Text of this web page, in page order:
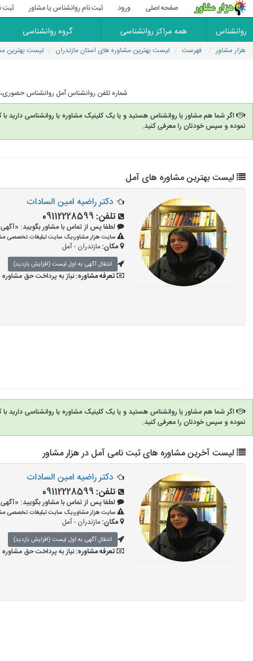
صفحه اصلی ورود ثبت نام روانشناس یا مشاور ثبت
روانشناس همه مراکز روانشناسی گروه روانشناسی
هزار مشاور فهرست لیست بهترین مشاوره های استان مازندران لیست بهترین
شماره تلفن روانشناس آمل روانشناس
اگر شما هم مشاور یا روانشناس هستید و یا یک کلینیک مشاوره یا روانشناسی دارید
نموده و سپس خودتان را معرفی کنید.
لیست بهترین مشاوره های آمل
دکتر راضیه امین السادات
تلفن: 09112228599
لطفا پس از تماس با مشاور بگویید: «آگهی شما را
سایت هزار مشاور،یک سایت تبلیغات تخصصی
مکان:مازندران - آمل
انتقال آگهی به اول لیست (افزایش بازدید)
تعرفه مشاوره:نیاز به پرداخت حق
اگر شما هم مشاور یا روانشناس هستید و یا یک کلینیک مشاوره یا روانشناسی دارید
نموده و سپس خودتان را معرفی کنید.
لیست آخرین مشاوره های ثبت نامی آمل در هزار مشاور
دکتر راضیه امین السادات
تلفن: 09112228599
لطفا پس از تماس با مشاور بگویید: «آگهی شما را
سایت هزار مشاور،یک سایت تبلیغات تخصصی
مکان:مازندران - آمل
انتقال آگهی به اول لیست (افزایش بازدید)
تعرفه مشاوره:نیاز به پرداخت حق